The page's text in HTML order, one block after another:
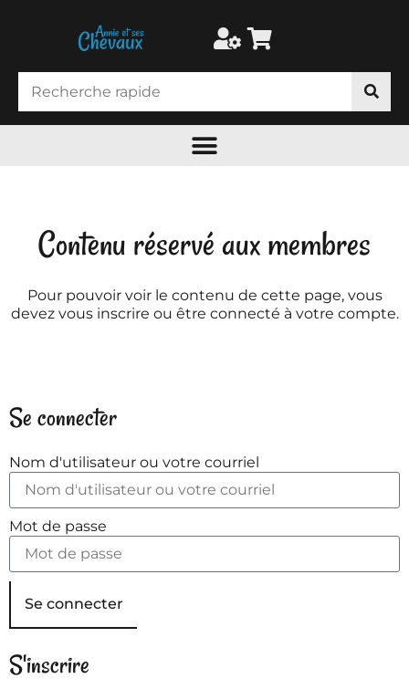
Contenu réservé aux membres
Pour pouvoir voir le contenu de cette page, vous
devez vous inscrire ou être connecté à votre compte.
Se connecter
Nom d'utilisateur ou votre courriel
Mot de passe
Se connecter
S'inscrire